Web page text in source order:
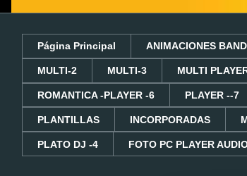
Página Principal ANIMACIONES
MULTI-2 MULTI-3 MULTI
ROMANTICA -PLAYER -6 PLAYER --7
PLANTILLAS INCORPORADAS
PLATO DJ -4 FOTO PC PLAYER